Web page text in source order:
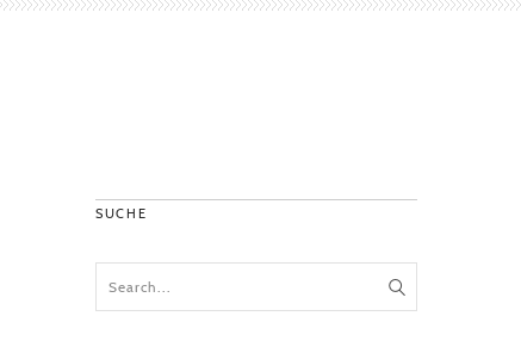
SUCHE